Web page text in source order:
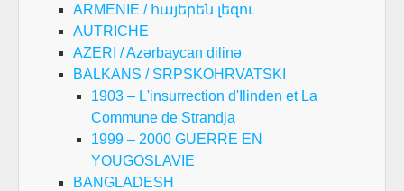
ARMENIE / հայերեն լեզու
AUTRICHE
AZERI / Azərbaycan dilinə
BALKANS / SRPSKOHRVATSKI
1903 – L'insurrection d'Ilinden et La
Commune de Strandja
1999 – 2000 GUERRE EN
YOUGOSLAVIE
BANGLADESH